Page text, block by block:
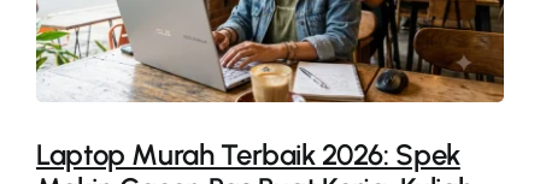
Laptop Murah Terbaik 2026: Spek